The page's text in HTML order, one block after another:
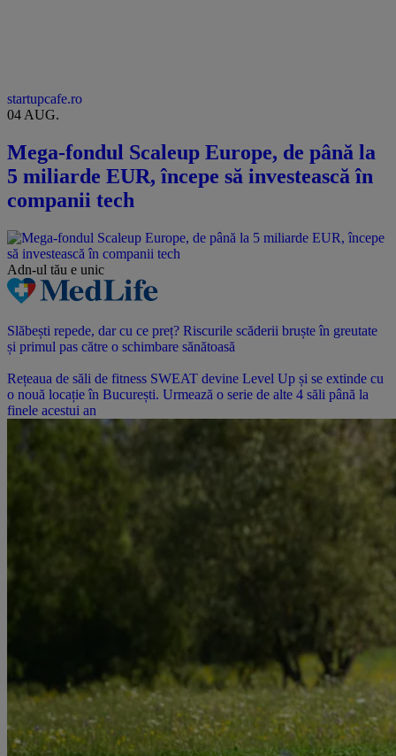
startupcafe.ro
04 AUG.
Mega-fondul Scaleup Europe, de până la
5 miliarde EUR, începe să investească în
companii tech
Adn-ul tău e unic
Slăbești repede, dar cu ce preț? Riscurile scăderii bruște în greutate
și primul pas către o schimbare sănătoasă
Rețeaua de săli de fitness SWEAT devine Level Up și se extinde cu
o nouă locație în București. Urmează o serie de alte 4 săli până la
finele acestui an